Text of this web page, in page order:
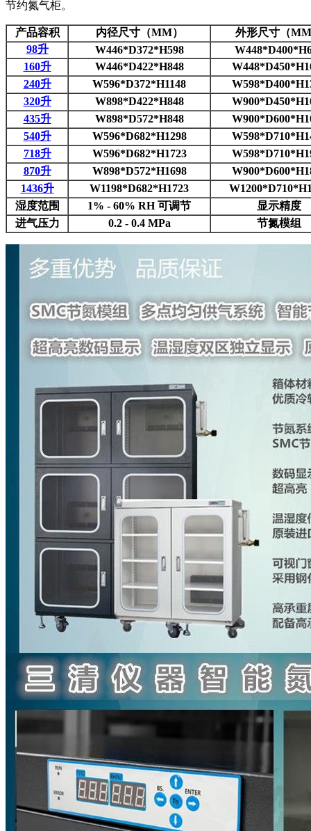
节约氮气柜。
产品容积 内径尺寸（MM）
外形尺寸（
98升
W446*D372*H598
160升
W446*D422*H848
240升
W596*D372*H1148
320升
W898*D422*H848
435升
W898*D572*H848
540升
W596*D682*H1298
718升
W596*D682*H1723
870升
W898*D572*H1698
1436升
W1198*D682*H1723
湿度范围
1% - 60% RH 可调节
显示精度
进气压力
0.2 - 0.4 MPa 节氮模组